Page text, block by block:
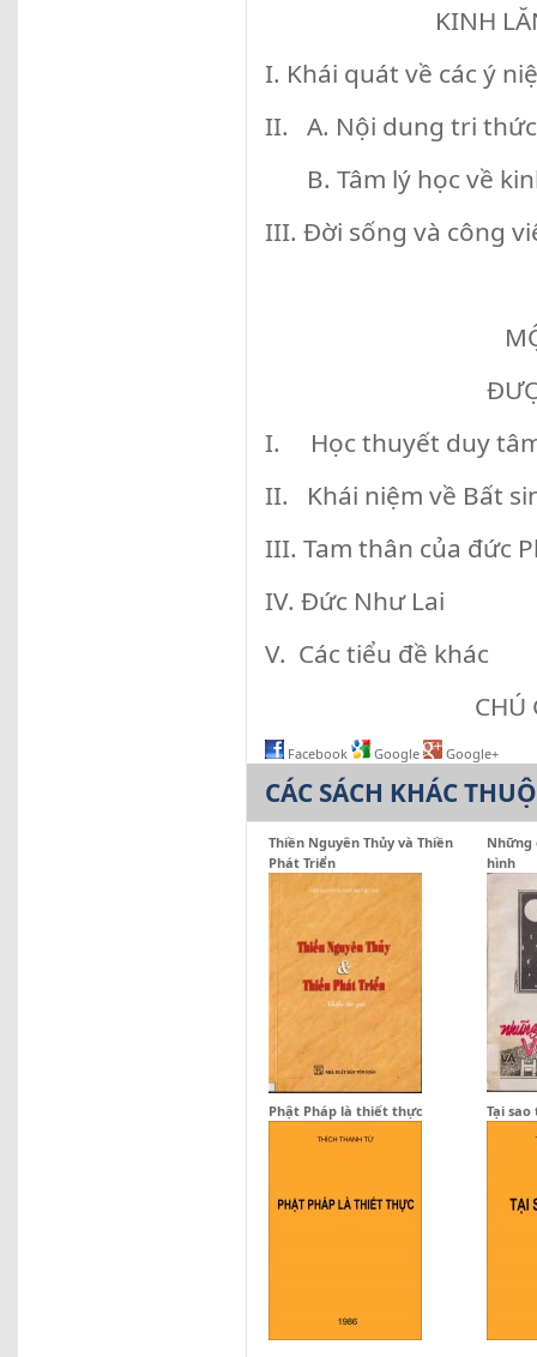
KINH
I. Khái quát về các ý
II. A. Nội dung tri
B. Tâm lý học về
III. Đời sống và công
I. Học thuyết duy
II. Khái niệm về Bất
III. Tam thân của đức
IV. Đức Như Lai
V. Các tiểu đề khác
CHÚ
Facebook Google Google+
CÁC SÁCH KHÁC
Thiền Nguyên Thủy và Thiền
Phát Triển
Những
hình
Phật Pháp là thiết thực Tại sao